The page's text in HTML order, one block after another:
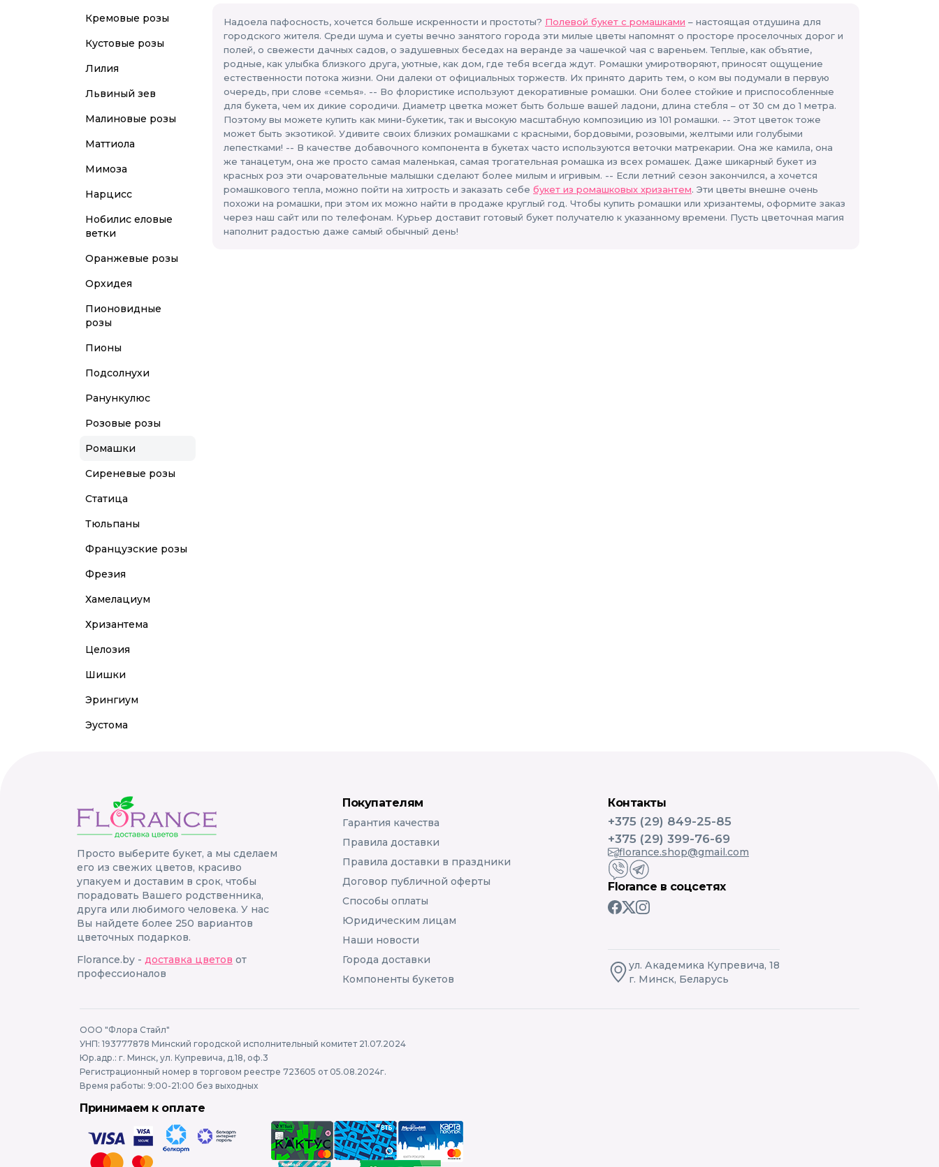
Кремовые розы
Кустовые розы
Лилия
Львиный зев
Малиновые розы
Маттиола
Мимоза
Нарцисс
Нобилис еловые
ветки
Оранжевые розы
Орхидея
Пионовидные
розы
Пионы
Подсолнухи
Ранункулюс
Розовые розы
Ромашки
Сиреневые розы
Статица
Тюльпаны
Французские розы
Фрезия
Хамелациум
Хризантема
Целозия
Шишки
Эрингиум
Эустома
Надоела пафосность, хочется больше искренности и простоты? Полевой букет с ромашками – настоящая отдушина для
городского жителя. Среди шума и суеты вечно занятого города эти милые цветы напомнят о просторе проселочных дорог и
полей, о свежести дачных садов, о задушевных беседах на веранде за чашечкой чая с вареньем. Теплые, как объятие,
родные, как улыбка близкого друга, уютные, как дом, где тебя всегда ждут. Ромашки умиротворяют, приносят ощущение
естественности потока жизни. Они далеки от официальных торжеств. Их принято дарить тем, о ком вы подумали в первую
очередь, при слове «семья». -- Во флористике используют декоративные ромашки. Они более стойкие и приспособленные
для букета, чем их дикие сородичи. Диаметр цветка может быть больше вашей ладони, длина стебля – от 30 см до 1 метра.
Поэтому вы можете купить как мини-букетик, так и высокую масштабную композицию из 101 ромашки. -- Этот цветок тоже
может быть экзотикой. Удивите своих близких ромашками с красными, бордовыми, розовыми, желтыми или голубыми
лепестками! -- В качестве добавочного компонента в букетах часто используются веточки матрекарии. Она же камила, она
же танацетум, она же просто самая маленькая, самая трогательная ромашка из всех ромашек. Даже шикарный букет из
красных роз эти очаровательные малышки сделают более милым и игривым. -- Если летний сезон закончился, а хочется
ромашкового тепла, можно пойти на хитрость и заказать себе букет из ромашковых хризантем. Эти цветы внешне очень
похожи на ромашки, при этом их можно найти в продаже круглый год. Чтобы купить ромашки или хризантемы, оформите заказ
через наш сайт или по телефонам. Курьер доставит готовый букет получателю к указанному времени. Пусть цветочная магия
наполнит радостью даже самый обычный день!
Просто выберите букет, а мы сделаем
его из свежих цветов, красиво
упакуем и доставим в срок, чтобы
порадовать Вашего родственника,
друга или любимого человека. У нас
Вы найдете более 250 вариантов
цветочных подарков.
Florance.by - доставка цветов от
профессионалов
Покупателям
Гарантия качества
Правила доставки
Правила доставки в праздники
Договор публичной оферты
Способы оплаты
Юридическим лицам
Наши новости
Города доставки
Компоненты букетов
Контакты
+375 (29) 849-25-85
+375 (29) 399-76-69
florance.shop@gmail.com
Florance в соцсетях
ул. Академика Купревича, 18
г. Минск, Беларусь
ООО "Флора Стайл"
УНП: 193777878 Минский городской исполнительный комитет 21.07.2024
Юр.адр.: г. Минск, ул. Купревича, д.18, оф.3
Регистрационный номер в торговом реестре 723605 от 05.08.2024г.
Время работы: 9:00-21:00 без выходных
Принимаем к оплате